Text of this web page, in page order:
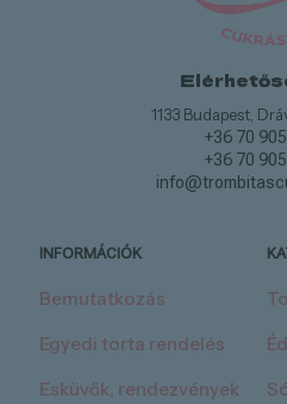
1133 Budapest,
+36 70
+36 70
INFORMÁCIÓK
Bemutatkozás
Egyedi torta rendelés
Esküvők, rendezvények